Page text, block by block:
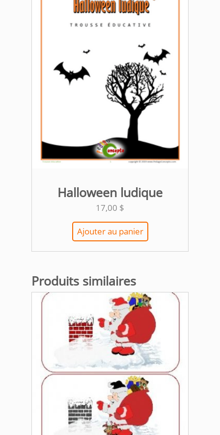
Halloween ludique
17,00 $
Ajouter au panier
Produits similaires